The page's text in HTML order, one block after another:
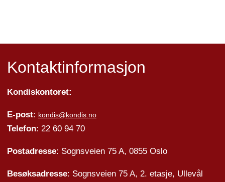
Kontaktinformasjon
Kondiskontoret:
E-post: kondis@kondis.no
Telefon: 22 60 94 70
Postadresse: Sognsveien 75 A, 0855 Oslo
Besøksadresse: Sognsveien 75 A, 2. etasje, Ullevål